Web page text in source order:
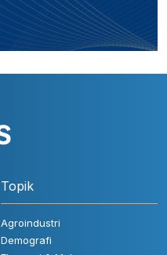
Topik
Agroindustri
Demografi